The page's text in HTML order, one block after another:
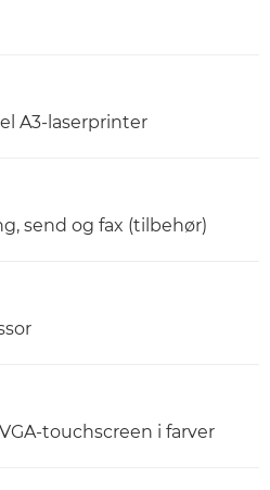
A3-laserprinter
send og fax (tilbehør)
touchscreen i farver